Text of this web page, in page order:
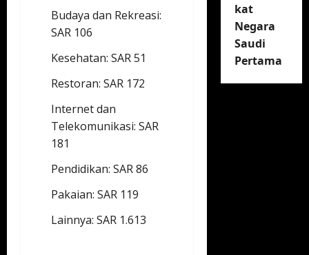
Budaya dan Rekreasi:
SAR 106
Kesehatan: SAR 51
Restoran: SAR 172
Internet dan
Telekomunikasi: SAR
181
Pendidikan: SAR 86
Pakaian: SAR 119
Lainnya: SAR 1.613
kat
Negara
Saudi
Pertama